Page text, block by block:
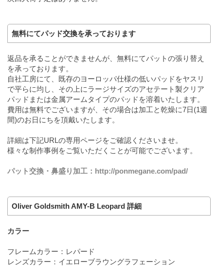
無料にてパッド交換を承っております
返品を承ることができませんが、無料にてパットの張り替え
を承っております。
自社工房にて、既存のヨーロッパ仕様の低いパッドをヤスリ
で平らに均し、その上にラージサイズのアセテート製クリア
パッドまたは金属アームタイプのパッドを溶着いたします。
費用は無料でございますが、その場合は加工と乾燥に7日(1週
間)のお日にちを頂戴いたします。
詳細は下記URLの専用ページをご確認くださいませ。
様々な制作事例をご覧いただくことが可能でございます。
パット交換・鼻盛り加工：http://ponmegane.com/pad/
Oliver Goldsmith AMY-B Leopard 詳細
カラー
フレームカラー：レパード
レンズカラー：イエローブラウングラフェーション